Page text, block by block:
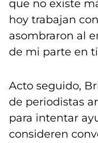
que no existe
hoy trabajan
asombraron al
de mi parte en
Acto seguido,
de periodistas
para intentar
consideren